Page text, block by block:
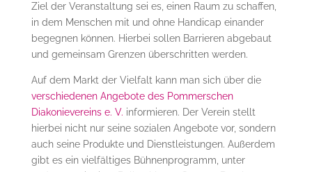
Ziel der Veranstaltung sei es, einen Raum zu schaffen,
in dem Menschen mit und ohne Handicap einander
begegnen können. Hierbei sollen Barrieren abgebaut
und gemeinsam Grenzen überschritten werden.
Auf dem Markt der Vielfalt kann man sich über die
verschiedenen Angebote des Pommerschen
Diakonievereins e. V. informieren. Der Verein stellt
hierbei nicht nur seine sozialen Angebote vor, sondern
auch seine Produkte und Dienstleistungen. Außerdem
gibt es ein vielfältiges Bühnenprogramm, unter